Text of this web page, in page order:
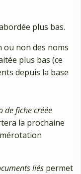
plus bas.
ou non des noms
plus bas (ce
depuis la base
de fiche créée
la prochaine
liés permet